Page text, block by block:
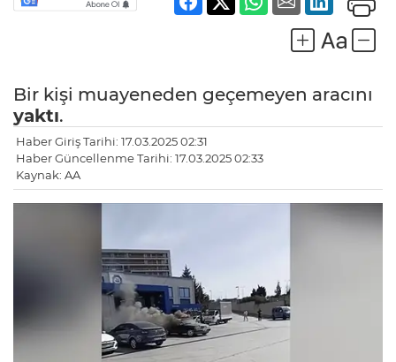
Bir kişi muayeneden geçemeyen aracını
yaktı.
Haber Giriş Tarihi: 17.03.2025 02:31
Haber Güncellenme Tarihi: 17.03.2025 02:33
Kaynak: AA